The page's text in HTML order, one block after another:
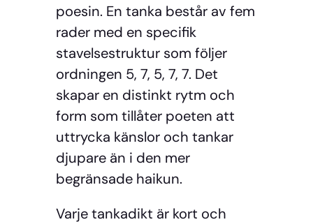
poesin. En tanka består av fem
rader med en specifik
stavelsestruktur som följer
ordningen 5, 7, 5, 7, 7. Det
skapar en distinkt rytm och
form som tillåter poeten att
uttrycka känslor och tankar
djupare än i den mer
begränsade haikun.
Varje tankadikt är kort och